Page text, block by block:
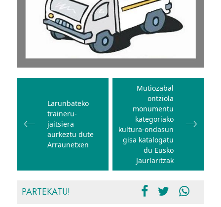
Bidalketetan
nabigatuLarunbateko
traineru-
jaitsiera
aurkeztu dute
Arraunetxen
Mutiozabal
ontziola
monumentu
kategoriako
kultura-ondasun
gisa katalogatu
du Eusko
Jaurlaritzak
PARTEKATU!